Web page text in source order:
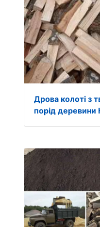
Дрова колоті з
порід деревини